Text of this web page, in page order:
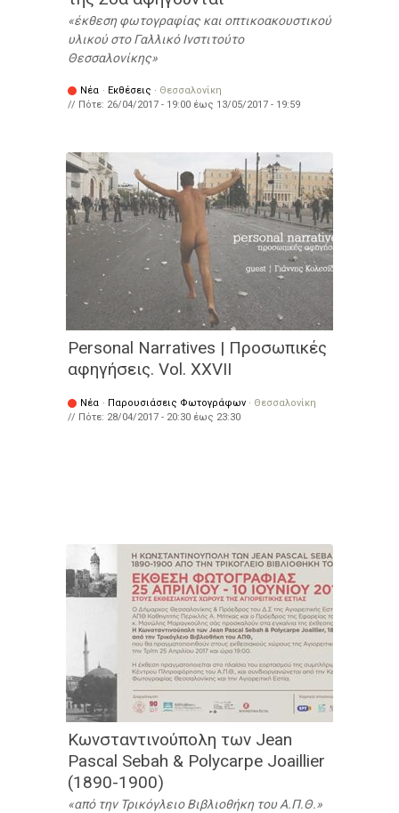
έκθεση φωτογραφίας και οπτικοακουστικού
υλικού στο Γαλλικό Ινστιτούτο
Θεσσαλονίκης
Νέα · Εκθέσεις · Θεσσαλονίκη
// Πότε: 26/04/2017 - 19:00 έως 13/05/2017 - 19:59
Personal Narratives | Προσωπικές
αφηγήσεις. Vol. XXVIΙ
Νέα · Παρουσιάσεις Φωτογράφων · Θεσσαλονίκη
// Πότε: 28/04/2017 - 20:30 έως 23:30
Κωνσταντινούπολη των Jean
Pascal Sebah & Polycarpe Joaillier
(1890-1900)
από την Τρικόγλειο Βιβλιοθήκη του Α.Π.Θ.